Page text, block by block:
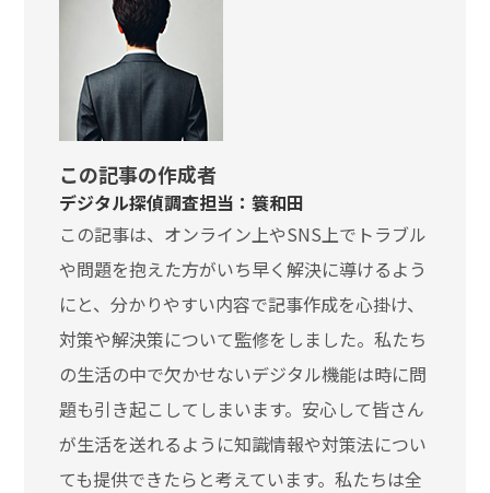
この記事の作成者
デジタル探偵調査担当：簑和田
この記事は、オンライン上やSNS上でトラブル
や問題を抱えた方がいち早く解決に導けるよう
にと、分かりやすい内容で記事作成を心掛け、
対策や解決策について監修をしました。私たち
の生活の中で欠かせないデジタル機能は時に問
題も引き起こしてしまいます。安心して皆さん
が生活を送れるように知識情報や対策法につい
ても提供できたらと考えています。私たちは全